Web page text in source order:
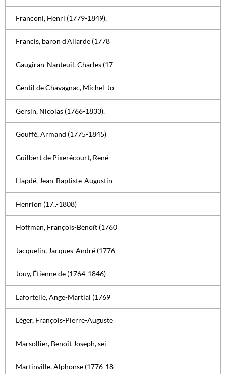
Franconi, Henri (1779-1849).
Francis, baron d'Allarde (1778
Gaugiran-Nanteuil, Charles (17
Gentil de Chavagnac, Michel-Jo
Gersin, Nicolas (1766-1833).
Gouffé, Armand (1775-1845)
Guilbert de Pixerécourt, René-
Hapdé, Jean-Baptiste-Augustin
Henrion (17..-1808)
Hoffman, François-Benoît (1760
Jacquelin, Jacques-André (1776
Jouy, Étienne de (1764-1846)
Lafortelle, Ange-Martial (1769
Léger, François-Pierre-Auguste
Marsollier, Benoît Joseph, sei
Martinville, Alphonse (1776-18